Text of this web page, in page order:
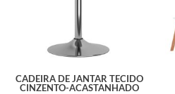
CADEIRA DE JANTAR TECIDO
CINZENTO-ACASTANHADO